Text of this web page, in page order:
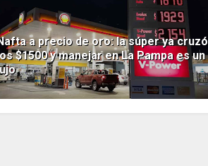
a precio de oro: la súper ya cruzó
$1500 y manejar en La Pampa es un